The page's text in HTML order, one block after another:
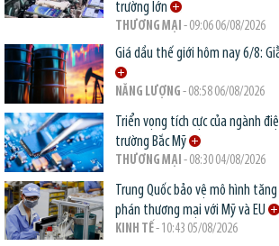
trường lớn
THƯƠNG MẠI - 09:06 06/08/2026
Giá dầu thế giới hôm nay 6/8:
NĂNG LƯỢNG - 08:58 06/08/2026
Triển vọng tích cực của ngành
trường Bắc Mỹ
THƯƠNG MẠI - 08:30 04/08/2026
Trung Quốc bảo vệ mô hình
phán thương mại với Mỹ và EU
KINH TẾ- 10:43 05/08/2026